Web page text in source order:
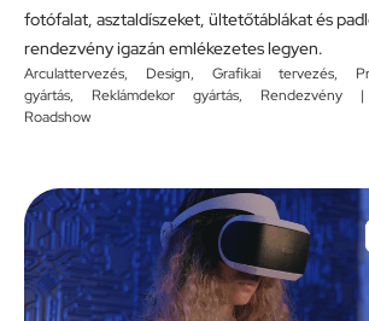
fotófalat, asztaldíszeket, ültetőtáblákat és
rendezvény igazán emlékezetes legyen.
Arculattervezés, Design, Grafikai tervezés,
gyártás, Reklámdekor gyártás, Rendezvény
Roadshow